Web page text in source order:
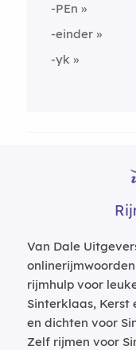
-PEn
-einder
-yk
Van Dale
rijmhulp voor
Sinterklaas, Kerst
en dichten voor
Zelf rijmen voor